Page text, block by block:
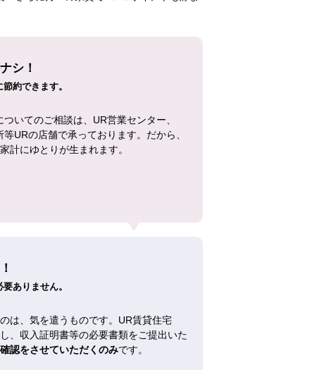
シ！
約できます。
いてのご相談は、UR営業センター、
URの店舗で承っております。だから、
計にゆとりが生まれます。
ありません。
は、気を遣うものです。UR賃貸住宅
、収入証明書等の必要書類をご提出いた
認をさせていただくのみです。